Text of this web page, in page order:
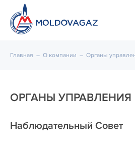
Главная – О компании – Органы
ОРГАНЫ УПРАВЛЕНИЯ
Наблюдательный Совет